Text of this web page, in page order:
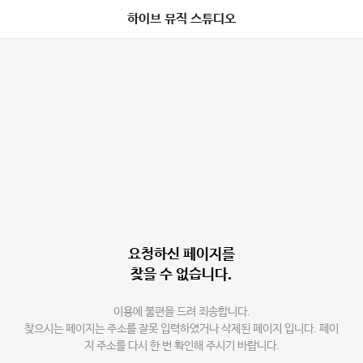
하이브 뮤직 스튜디오
요청하신 페이지를
찾을 수 없습니다.
이용에 불편을 드려 죄송합니다.
찾으시는 페이지는 주소를 잘못 입력하였거나 삭제된 페이지 입니다. 페이
지 주소를 다시 한 번 확인해 주시기 바랍니다.